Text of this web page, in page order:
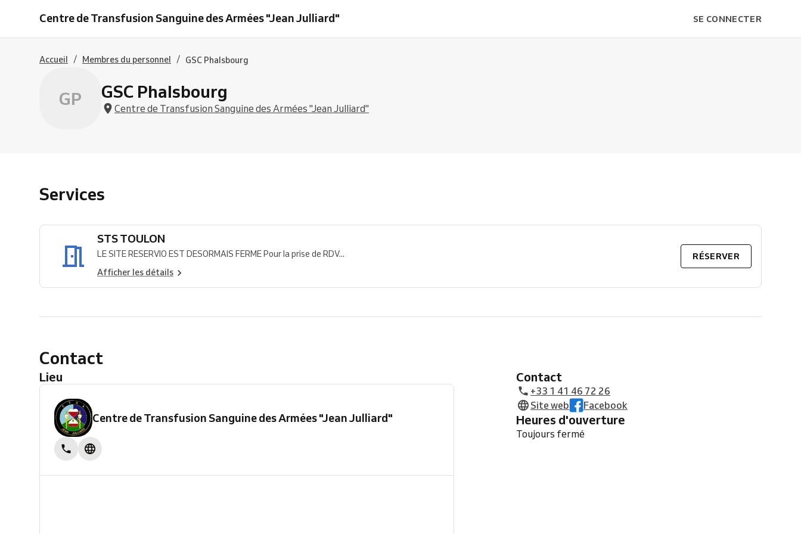
Centre de Transfusion Sanguine des Armées "Jean Julliard" SE CONNECTER
Accueil / Membres du personnel / GSC Phalsbourg
GP GSC Phalsbourg
Centre de Transfusion Sanguine des Armées "Jean Julliard"
Services
STS TOULON
LE SITE RESERVIO EST DESORMAIS FERME Pour la prise de RDV...
Afficher les détails
RÉSERVER
Contact
Lieu
Centre de Transfusion Sanguine des Armées "Jean Julliard"
Contact
+33 1 41 46 72 26
Site web
Facebook
Heures d'ouverture
Toujours fermé